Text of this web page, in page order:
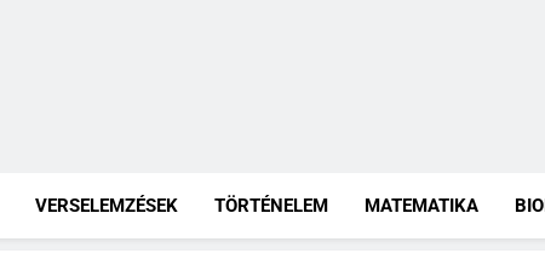
VERSELEMZÉSEK TÖRTÉNELEM MATEMATIKA